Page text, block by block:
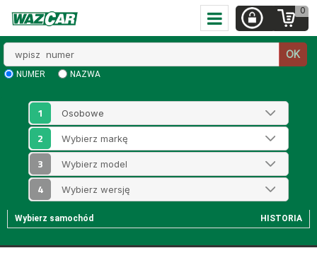
0
numer
OK
NUMER NAZWA
1
2
3
4
Wybierz samochód HISTORIA